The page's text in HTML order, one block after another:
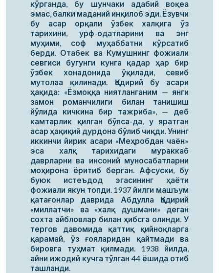
кўрганда, бу шунчаки адабий воқеа
эмас, балки маданий инқилоб эди. Ёзувчи
бу асар орқали ўзбек халқига ўз
тарихини, урф-одатларини ва энг
муҳими, соф муҳаббатни кўрсатиб
берди. Отабек ва Кумушнинг фожиали
севгиси бугунги кунга қадар ҳар бир
ўзбек хонадонида ўқилади, севиб
мутолаа қилинади. Қодирий бу асари
ҳақида: «Ёзмоққа ниятланганим — янги
замон романчилиги билан танишиш
йўлида кичкина бир тажриба», — деб
камтарлик қилган бўлса-да, у яратган
асар ҳақиқий дурдона бўлиб чиқди. Унинг
иккинчи йирик асари «Меҳробдан чаён»
эса халқ тарихидаги мураккаб
даврларни ва инсоний муносабатларни
моҳирона ёритиб берган. Афсуски, бу
буюк истеъдод эгасининг ҳаёти
фожиали якун топди. 1937 йилги машъум
қатағонлар даврида Абдулла Қодирий
«миллатчи» ва «халқ душмани» деган
сохта айбловлар билан ҳибсга олинди. У
тергов давомида қаттиқ қийноқларга
қарамай, ўз ғояларидан қайтмади ва
бировга туҳмат қилмади. 1938 йилда,
айни ижодий кучга тўлган 44 ёшида отиб
ташланди.